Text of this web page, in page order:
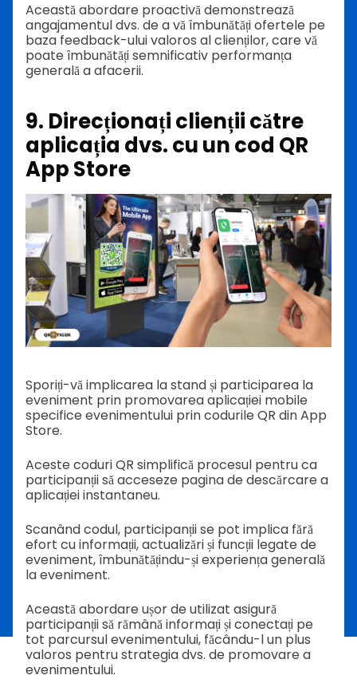
Această abordare proactivă demonstrează
angajamentul dvs. de a vă îmbunătăți ofertele pe
baza feedback-ului valoros al clienților, care vă
poate îmbunătăți semnificativ performanța
generală a afacerii.
9. Direcționați clienții către
aplicația dvs. cu un cod QR
App Store
Sporiți-vă implicarea la stand și participarea la
eveniment prin promovarea aplicației mobile
specifice evenimentului prin codurile QR din App
Store.
Aceste coduri QR simplifică procesul pentru ca
participanții să acceseze pagina de descărcare a
aplicației instantaneu.
Scanând codul, participanții se pot implica fără
efort cu informații, actualizări și funcții legate de
eveniment, îmbunătățindu-și experiența generală
la eveniment.
Această abordare ușor de utilizat asigură
participanții să rămână informați și conectați pe
tot parcursul evenimentului, făcându-l un plus
valoros pentru strategia dvs. de promovare a
evenimentului.